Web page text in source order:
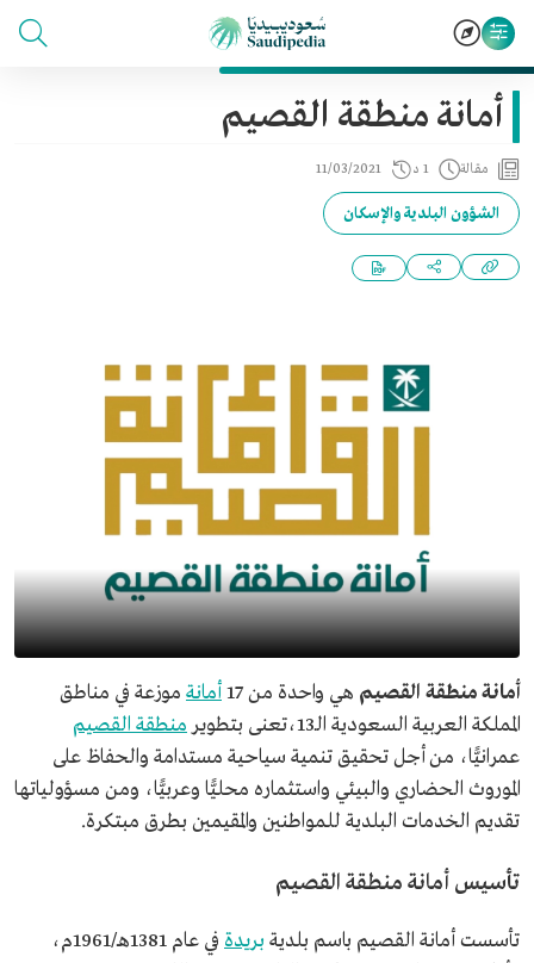
أمانة منطقة القصيم
مقالة 1 د 11/03/2021
الشؤون البلدية والإسكان
أمانة منطقة القصيم هي واحدة من 17 أمانة موزعة في مناطق
المملكة العربية السعودية الـ13،تعنى بتطوير
منطقة القصيم
عمرانيًّا، من أجل تحقيق تنمية سياحية مستدامة والحفاظ على
الموروث الحضاري والبيئي واستثماره محليًّا وعربيًّا، ومن مسؤولياتها
تقديم الخدمات البلدية للمواطنين والمقيمين بطرق مبتكرة.
تأسيس أمانة منطقة القصيم
تأسست أمانة القصيم باسم بلدية بريدة
في عام 1381هـ/1961م،